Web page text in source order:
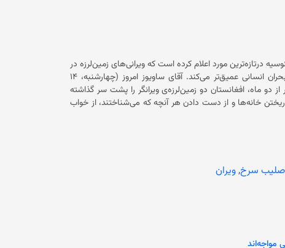
درتازه‌ترین مورد اعلام کرده است که ویرانی‌های زمین‌لرزه در
افغانستان، سختی‌ها را در بحبوحه‌ی مشکلات اقتصادی، خشک‌سالی و بحران انسانی عمیق‌تر می‌کند. آقای ساویوز امروز (چهارشنبه، ۱۴
ماه، افغانستان دو زمین‌لرزه‌ی ویرانگر را پشت سر گذاشته
خانه‌ها و از دست دادن هر آنچه که می‌شناختند، از خواب
سرخ به‌ همراه جمعیت هلال‌احمر افغانستان، در حال کمک
صلیب سرخ,ویران